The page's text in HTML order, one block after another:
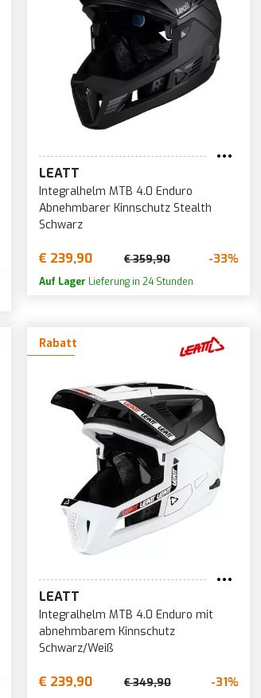
LEATT
Integralhelm MTB 4.0 Enduro
Abnehmbarer Kinnschutz Stealth
Schwarz
€ 239,90 € 359,90 -33%
Auf Lager Lieferung in 24 Stunden
Rabatt
LEATT
Integralhelm MTB 4.0 Enduro mit
abnehmbarem Kinnschutz
Schwarz/Weiß
€ 239,90 € 349,90 -31%